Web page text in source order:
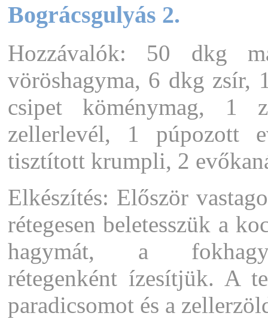
Bográcsgulyás 2.
Hozzávalók: 50 dkg
vöröshagyma, 6 dkg zsír,
csipet köménymag, 1
zellerlevél, 1 púpozott
tisztított krumpli, 2
Elkészítés: Először
rétegesen beletesszük a
hagymát, a
rétegenként ízesítjük. A
paradicsomot és a